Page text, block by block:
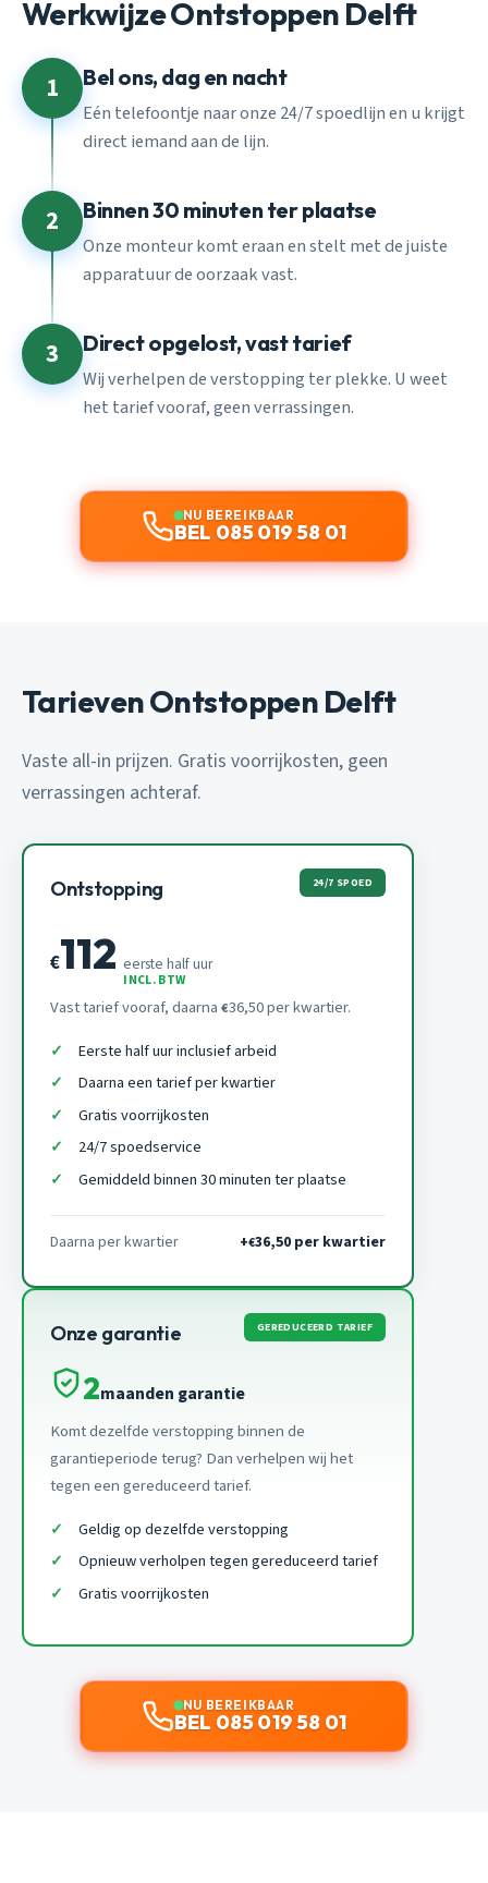
Werkwijze Ontstoppen Delft
1 Bel ons, dag en nacht
Eén telefoontje naar onze 24/7 spoedlijn en u krijgt
direct iemand aan de lijn.
2 Binnen 30 minuten ter plaatse
Onze monteur komt eraan en stelt met de juiste
apparatuur de oorzaak vast.
3 Direct opgelost, vast tarief
Wij verhelpen de verstopping ter plekke. U weet
het tarief vooraf, geen verrassingen.
NU BEREIKBAAR
BEL 085 019 58 01
Tarieven Ontstoppen Delft
Vaste all-in prijzen. Gratis voorrijkosten, geen
verrassingen achteraf.
Ontstopping 24/7 SPOED
€112 eerste half uur
INCL. BTW
Vast tarief vooraf, daarna €36,50 per kwartier.
Eerste half uur inclusief arbeid
Daarna een tarief per kwartier
Gratis voorrijkosten
24/7 spoedservice
Gemiddeld binnen 30 minuten ter plaatse
Daarna per kwartier +€36,50 per kwartier
Onze garantie GEREDUCEERD TARIEF
2maanden garantie
Komt dezelfde verstopping binnen de
garantieperiode terug? Dan verhelpen wij het
tegen een gereduceerd tarief.
Geldig op dezelfde verstopping
Opnieuw verholpen tegen gereduceerd tarief
Gratis voorrijkosten
NU BEREIKBAAR
BEL 085 019 58 01